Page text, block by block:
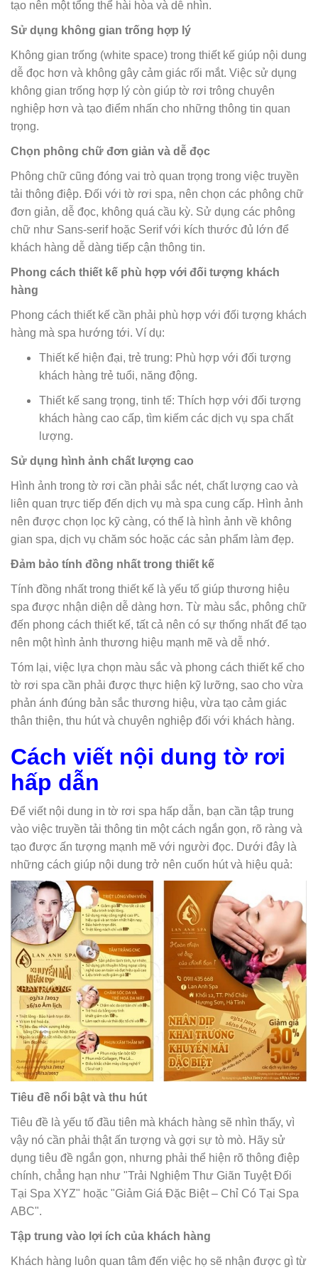
tạo nên một tổng thể hài hòa và dễ nhìn.
Sử dụng không gian trống hợp lý
Không gian trống (white space) trong thiết kế giúp nội dung
dễ đọc hơn và không gây cảm giác rối mắt. Việc sử dụng
không gian trống hợp lý còn giúp tờ rơi trông chuyên
nghiệp hơn và tạo điểm nhấn cho những thông tin quan
trọng.
Chọn phông chữ đơn giản và dễ đọc
Phông chữ cũng đóng vai trò quan trọng trong việc truyền
tải thông điệp. Đối với tờ rơi spa, nên chọn các phông chữ
đơn giản, dễ đọc, không quá cầu kỳ. Sử dụng các phông
chữ như Sans-serif hoặc Serif với kích thước đủ lớn để
khách hàng dễ dàng tiếp cận thông tin.
Phong cách thiết kế phù hợp với đối tượng khách
hàng
Phong cách thiết kế cần phải phù hợp với đối tượng khách
hàng mà spa hướng tới. Ví dụ:
Thiết kế hiện đại, trẻ trung: Phù hợp với đối tượng
khách hàng trẻ tuổi, năng động.
Thiết kế sang trọng, tinh tế: Thích hợp với đối tượng
khách hàng cao cấp, tìm kiếm các dịch vụ spa chất
lượng.
Sử dụng hình ảnh chất lượng cao
Hình ảnh trong tờ rơi cần phải sắc nét, chất lượng cao và
liên quan trực tiếp đến dịch vụ mà spa cung cấp. Hình ảnh
nên được chọn lọc kỹ càng, có thể là hình ảnh về không
gian spa, dịch vụ chăm sóc hoặc các sản phẩm làm đẹp.
Đảm bảo tính đồng nhất trong thiết kế
Tính đồng nhất trong thiết kế là yếu tố giúp thương hiệu
spa được nhận diện dễ dàng hơn. Từ màu sắc, phông chữ
đến phong cách thiết kế, tất cả nên có sự thống nhất để tạo
nên một hình ảnh thương hiệu mạnh mẽ và dễ nhớ.
Tóm lại, việc lựa chọn màu sắc và phong cách thiết kế cho
tờ rơi spa cần phải được thực hiện kỹ lưỡng, sao cho vừa
phản ánh đúng bản sắc thương hiệu, vừa tạo cảm giác
thân thiện, thu hút và chuyên nghiệp đối với khách hàng.
Cách viết nội dung tờ rơi
hấp dẫn
Để viết nội dung in tờ rơi spa hấp dẫn, bạn cần tập trung
vào việc truyền tải thông tin một cách ngắn gọn, rõ ràng và
tạo được ấn tượng mạnh mẽ với người đọc. Dưới đây là
những cách giúp nội dung trở nên cuốn hút và hiệu quả:
Tiêu đề nổi bật và thu hút
Tiêu đề là yếu tố đầu tiên mà khách hàng sẽ nhìn thấy, vì
vậy nó cần phải thật ấn tượng và gợi sự tò mò. Hãy sử
dụng tiêu đề ngắn gọn, nhưng phải thể hiện rõ thông điệp
chính, chẳng hạn như "Trải Nghiệm Thư Giãn Tuyệt Đối
Tại Spa XYZ" hoặc "Giảm Giá Đặc Biệt – Chỉ Có Tại Spa
ABC".
Tập trung vào lợi ích của khách hàng
Khách hàng luôn quan tâm đến việc họ sẽ nhận được gì từ